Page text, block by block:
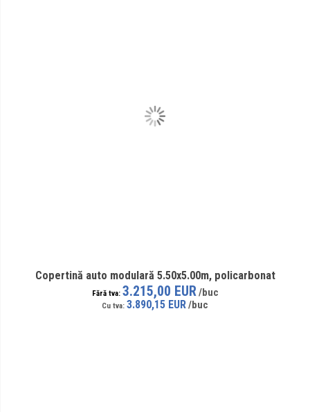
Copertină auto modulară 5.50x5.00m, policarbonat
3.890,15 EUR
3.215,00 EUR